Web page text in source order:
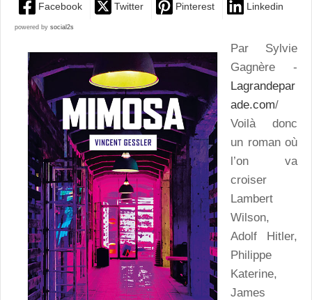
Facebook Twitter Pinterest Linkedin
powered by social2s
Par Sylvie
Gagnère -
Lagrandepar
ade.com/
Voilà donc
un roman où
l’on va
croiser
Lambert
Wilson,
Adolf Hitler,
Philippe
Katerine,
James